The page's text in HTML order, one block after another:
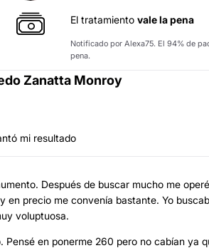
El tratamiento vale la pena
Notificado por Alexa75. El 94% de
pena.
Zanatta Monroy
mi resultado
Después de buscar mucho me
precio me convenía bastante. Yo
voluptuosa.
en ponerme 260 pero no cabían ya